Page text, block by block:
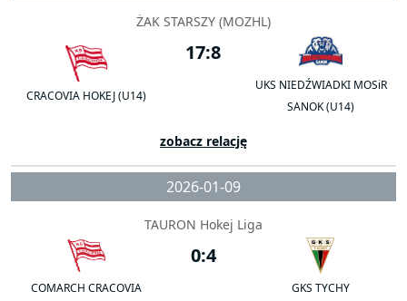
ŻAK STARSZY (MOZHL)
CRACOVIA HOKEJ (U14)
17:8
UKS NIEDŹWIADKI MOSiR
SANOK (U14)
zobacz relację
2026-01-09
TAURON Hokej Liga
COMARCH CRACOVIA
0:4
GKS TYCHY